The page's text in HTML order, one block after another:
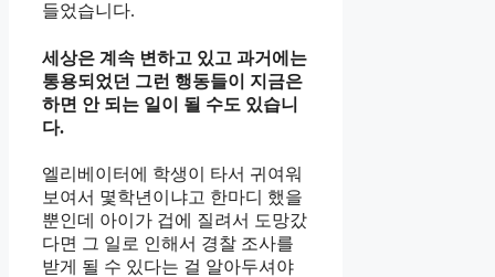
들었습니다.
세상은 계속 변하고 있고 과거에는
통용되었던 그런 행동들이 지금은
하면 안 되는 일이 될 수도 있습니
다.
엘리베이터에 학생이 타서 귀여워
보여서 몇학년이냐고 한마디 했을
뿐인데 아이가 겁에 질려서 도망갔
다면 그 일로 인해서 경찰 조사를
받게 될 수 있다는 걸 알아두셔야